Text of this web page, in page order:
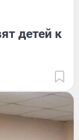
детей к